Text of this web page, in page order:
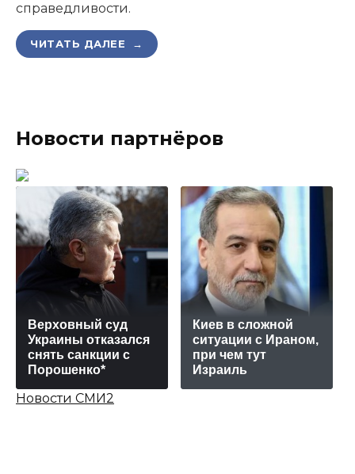
справедливости.
ЧИТАТЬ ДАЛЕЕ →
Новости партнёров
Верховный суд
Украины отказался
снять санкции с
Порошенко*
Киев в сложной
ситуации с Ираном,
при чем тут
Израиль
Новости СМИ2